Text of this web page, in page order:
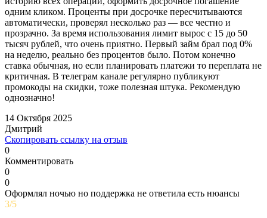
одним кликом. Проценты при досрочке пересчитываются
автоматически, проверял несколько раз — все честно и
прозрачно. За время использования лимит вырос с 15 до 50
тысяч рублей, что очень приятно. Первый займ брал под 0%
на неделю, реально без процентов было. Потом конечно
ставка обычная, но если планировать платежи то переплата не
критичная. В телеграм канале регулярно публикуют
промокоды на скидки, тоже полезная штука. Рекомендую
однозначно!
14 Октября 2025
Дмитрий
Скопировать ссылку на отзыв
0
Комментировать
0
0
Оформлял ночью но поддержка не ответила есть нюансы
3/5